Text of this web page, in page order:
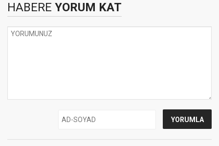
HABERE YORUM KAT